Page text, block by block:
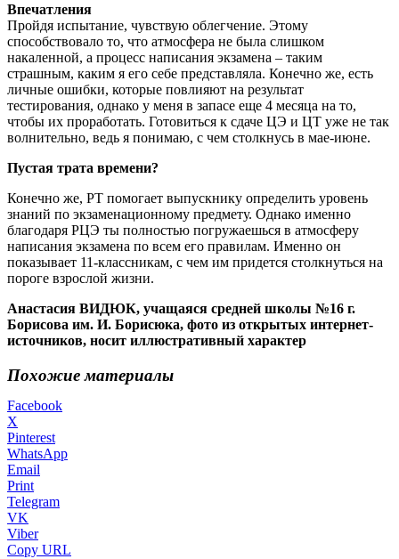
Впечатления
Пройдя испытание, чувствую облегчение. Этому
способствовало то, что атмосфера не была слишком
накаленной, а процесс написания экзамена – таким
страшным, каким я его себе представляла. Конечно же, есть
личные ошибки, которые повлияют на результат
тестирования, однако у меня в запасе еще 4 месяца на то,
чтобы их проработать. Готовиться к сдаче ЦЭ и ЦТ уже не так
волнительно, ведь я понимаю, с чем столкнусь в мае-июне.
Пустая трата времени?
Конечно же, РТ помогает выпускнику определить уровень
знаний по экзаменационному предмету. Однако именно
благодаря РЦЭ ты полностью погружаешься в атмосферу
написания экзамена по всем его правилам. Именно он
показывает 11-классникам, с чем им придется столкнуться на
пороге взрослой жизни.
Анастасия ВИДЮК, учащаяся средней школы №16 г.
Борисова им. И. Борисюка, фото из открытых интернет-
источников, носит иллюстративный характер
Похожие материалы
Facebook
X
Pinterest
WhatsApp
Email
Print
Telegram
VK
Viber
Copy URL